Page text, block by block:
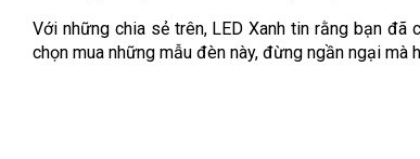
Với những chia sẻ trên, LED Xanh tin rằng bạn
chọn mua những mẫu đèn này, đừng ngần ngại mà